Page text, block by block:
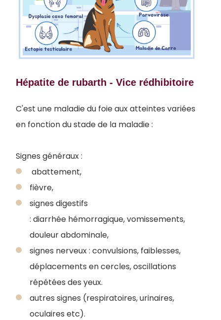
Hépatite de rubarth - Vice rédhibitoire
C'est une maladie du foie aux atteintes variées
en fonction du stade de la maladie :
Signes généraux :
abattement,
fièvre,
signes digestifs
: diarrhée hémorragique, vomissements,
douleur abdominale,
signes nerveux : convulsions, faiblesses,
déplacements en cercles, oscillations
répétées des yeux.
autres signes (respiratoires, urinaires,
oculaires etc).